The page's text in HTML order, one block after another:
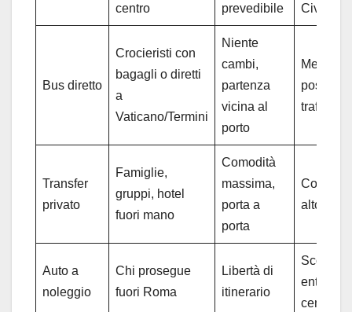
centro
prevedibile
Bus diretto
Crocieristi con
bagagli o diretti
a
Vaticano/Termini
Niente
cambi,
partenza
vicina al
porto
Meno
possibile
traffico
Transfer
privato
Famiglie,
gruppi, hotel
fuori mano
Comodità
massima,
porta a
porta
Costo
alto
Auto a
noleggio
Chi prosegue
fuori Roma
Libertà di
itinerario
entrare
centro